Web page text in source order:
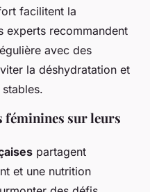
facilitent la
experts recommandent
avec des
la déshydratation et
féminines sur leurs
partagent
et une nutrition